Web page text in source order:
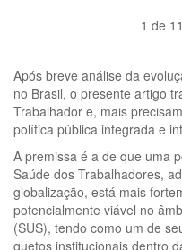
1 de 11
Após breve análise da
no Brasil, o presente artigo
Trabalhador e, mais
política pública integrada e
A premissa é a de que uma
Saúde dos Trabalhadores,
globalização, está mais
potencialmente viável no
(SUS), tendo como um de
guetos institucionais dentro